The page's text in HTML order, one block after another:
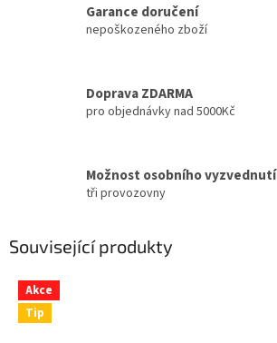
Garance doručení
nepoškozeného zboží
Doprava ZDARMA
pro objednávky nad 5000Kč
Možnost osobního vyzvednutí
tři provozovny
Související produkty
Akce
Tip